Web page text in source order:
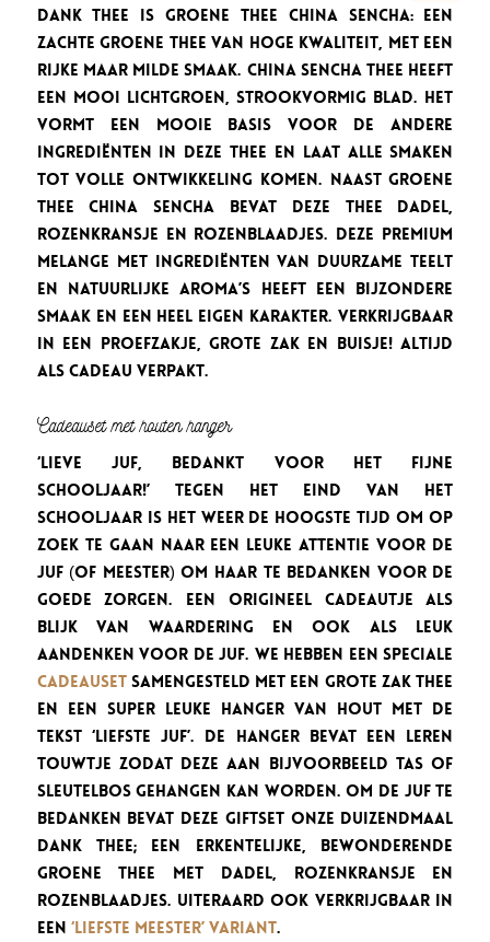
Dank thee is Groene Thee China Sencha: een
zachte groene thee van hoge kwaliteit, met een
rijke maar milde smaak. China Sencha thee heeft
een mooi lichtgroen, strookvormig blad. Het
vormt een mooie basis voor de andere
ingrediënten in deze thee en laat alle smaken
tot volle ontwikkeling komen. Naast Groene
thee China Sencha bevat deze thee dadel,
rozenkransje en rozenblaadjes. Deze premium
melange met ingrediënten van duurzame teelt
en natuurlijke aroma’s heeft een bijzondere
smaak en een heel eigen karakter. Verkrijgbaar
in een proefzakje, grote zak en buisje! Altijd
als cadeau verpakt.
Cadeauset met houten hanger
‘Lieve juf, bedankt voor het fijne
schooljaar!’ Tegen het eind van het
schooljaar is het weer de hoogste tijd om op
zoek te gaan naar een leuke attentie voor de
juf (of meester) om haar te bedanken voor de
goede zorgen. Een origineel cadeautje als
blijk van waardering en ook als leuk
aandenken voor de juf. We hebben een speciale
cadeausetsamengesteld met een grote zak thee
en een super leuke hanger van hout met de
tekst ‘Liefste Juf’. De hanger bevat een leren
touwtje zodat deze aan bijvoorbeeld tas of
sleutelbos gehangen kan worden. Om de juf te
bedanken bevat deze giftset onze Duizendmaal
Dank thee; een erkentelijke, bewonderende
Groene thee met dadel, rozenkransje en
rozenblaadjes. Uiteraard ook verkrijgbaar in
een ‘Liefste Meester’ variant.